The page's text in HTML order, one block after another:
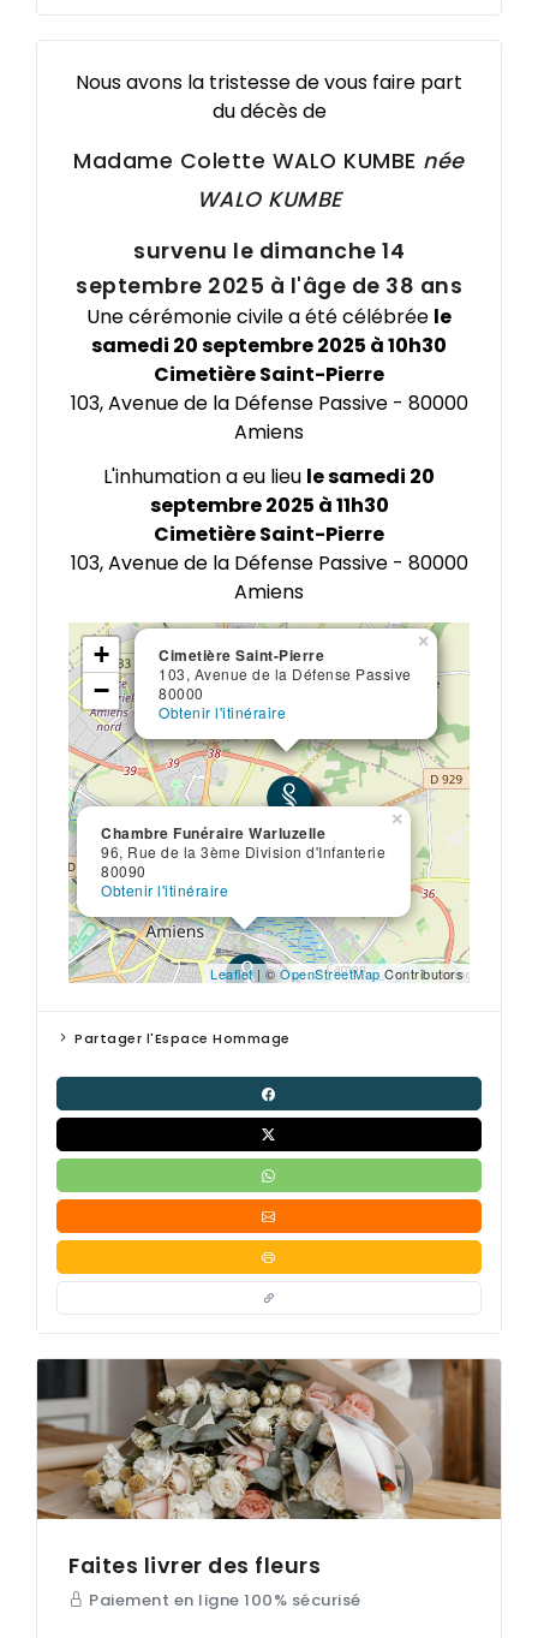
Nous avons la tristesse de vous faire part
du décès de
Madame Colette WALO KUMBE née
WALO KUMBE
survenu le dimanche 14
septembre 2025 à l'âge de 38 ans
Une cérémonie civile a été célébrée le
samedi 20 septembre 2025 à 10h30
Cimetière Saint-Pierre
103, Avenue de la Défense Passive - 80000
Amiens
L'inhumation a eu lieu le samedi 20
septembre 2025 à 11h30
Cimetière Saint-Pierre
103, Avenue de la Défense Passive - 80000
Amiens
Chambre Funéraire Warluzelle
96, Rue de la 3ème Division d'Infanterie
80090
Obtenir l'itinéraire
×
Cimetière Saint-Pierre
103, Avenue de la Défense Passive
80000
Obtenir l'itinéraire
×
Cimetière Saint-Pierre
103, Avenue de la Défense Passive
80000
Obtenir l'itinéraire
×
+
−
Leaflet| ©OpenStreetMapContributors
Partager l'Espace Hommage
Faites livrer des fleurs
Paiement en ligne 100% sécurisé